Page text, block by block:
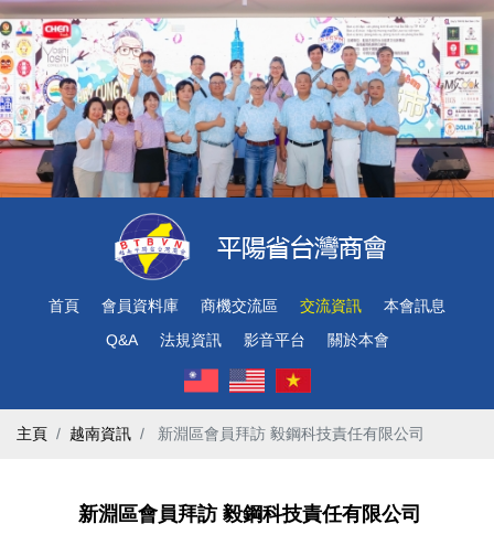
首頁 會員資料庫 商機交流區 交流資訊
本會訊息
Q&A
法規資訊 影音平台 關於本會
主頁 越南資訊 ​ 新淵區會員拜訪 毅鋼科技責任有限公司
​ 新淵區會員拜訪 毅鋼科技責任有限公司